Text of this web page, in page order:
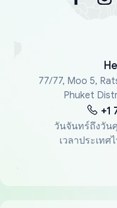
77/77, Moo 5,
Phuket
+1
วันจันทร์ถึงวัน
เวลาประเทศ